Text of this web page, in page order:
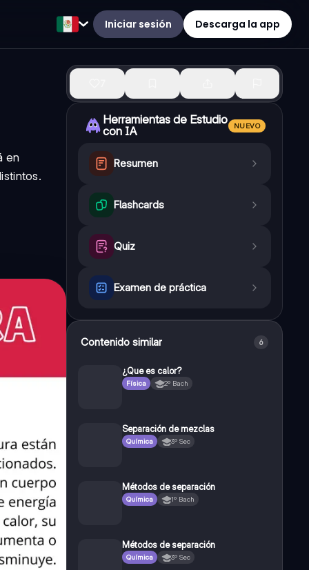
Iniciar sesión Descarga la app
en
Herramientas de Estudio
con IA
NUEVO
Resumen
Flashcards
Quiz
Examen de práctica
Contenido similar 6
¿Que es calor?
Física 2º Bach
Separación de mezclas
Química 3º Sec
Métodos de separación
Química 1º Bach
Métodos de separación
Química 3º Sec